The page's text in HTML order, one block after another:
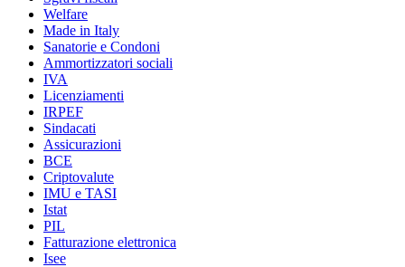
Welfare
Made in Italy
Sanatorie e Condoni
Ammortizzatori sociali
IVA
Licenziamenti
IRPEF
Sindacati
Assicurazioni
BCE
Criptovalute
IMU e TASI
Istat
PIL
Fatturazione elettronica
Isee